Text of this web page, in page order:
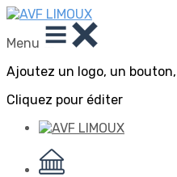
Menu
Ajoutez un logo, un
Cliquez pour éditer